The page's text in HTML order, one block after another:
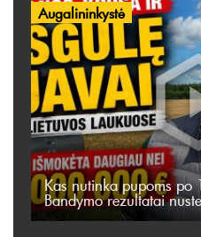
Augalininkystė
Kas nutinka pupoms po
Bandymo rezultatai